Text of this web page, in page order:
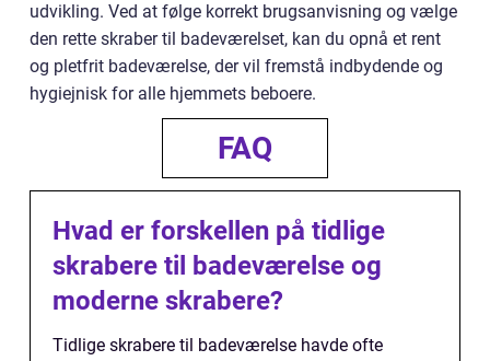
udvikling. Ved at følge korrekt brugsanvisning og vælge
den rette skraber til badeværelset, kan du opnå et rent
og pletfrit badeværelse, der vil fremstå indbydende og
hygiejnisk for alle hjemmets beboere.
FAQ
Hvad er forskellen på tidlige
skrabere til badeværelse og
moderne skrabere?
Tidlige skrabere til badeværelse havde ofte